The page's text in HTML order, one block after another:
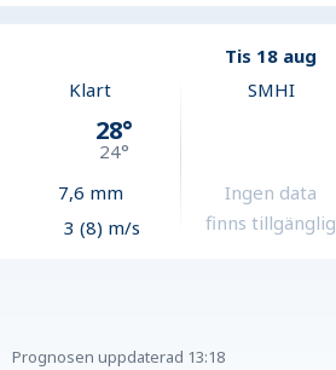
Tis 18 aug
Klart
28°
24°
7,6 mm
3 (8) m/s
SMHI
Ingen data
finns tillgänglig
Prognosen uppdaterad 13:18